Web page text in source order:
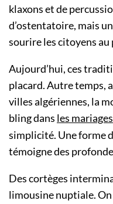
klaxons et de
d’ostentatoire, mais
sourire les citoyens au
Aujourd’hui, ces
placard. Autre temps,
villes algériennes, la
bling dans les mariages
simplicité. Une forme
témoigne des
Des cortèges
limousine nuptiale.